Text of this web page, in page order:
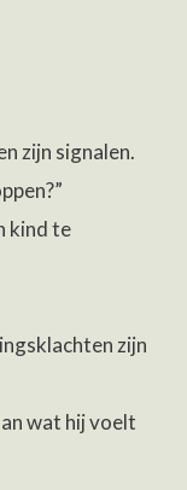
zijn signalen.
kind te
zijn
wat hij voelt